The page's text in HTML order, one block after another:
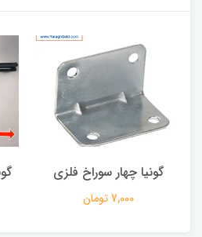
گونیا چهار سوراخ فلزی
7,000 تومان